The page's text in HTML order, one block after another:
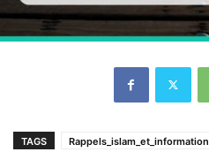
TAGS Rappels_islam_et_information